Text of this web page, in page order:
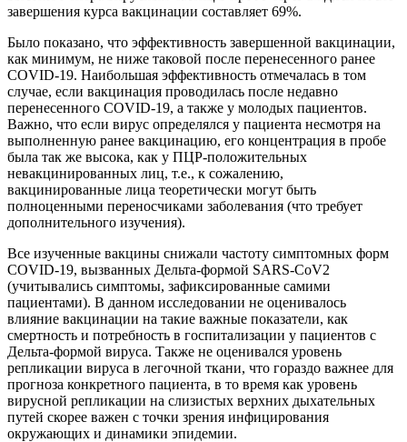
завершения курса вакцинации составляет 69%.
Было показано, что эффективность завершенной вакцинации,
как минимум, не ниже таковой после перенесенного ранее
COVID-19. Наибольшая эффективность отмечалась в том
случае, если вакцинация проводилась после недавно
перенесенного COVID-19, а также у молодых пациентов.
Важно, что если вирус определялся у пациента несмотря на
выполненную ранее вакцинацию, его концентрация в пробе
была так же высока, как у ПЦР-положительных
невакцинированных лиц, т.е., к сожалению,
вакцинированные лица теоретически могут быть
полноценными переносчиками заболевания (что требует
дополнительного изучения).
Все изученные вакцины снижали частоту симптомных форм
COVID-19, вызванных Дельта-формой SARS-CoV2
(учитывались симптомы, зафиксированные самими
пациентами). В данном исследовании не оценивалось
влияние вакцинации на такие важные показатели, как
смертность и потребность в госпитализации у пациентов с
Дельта-формой вируса. Также не оценивался уровень
репликации вируса в легочной ткани, что гораздо важнее для
прогноза конкретного пациента, в то время как уровень
вирусной репликации на слизистых верхних дыхательных
путей скорее важен с точки зрения инфицирования
окружающих и динамики эпидемии.